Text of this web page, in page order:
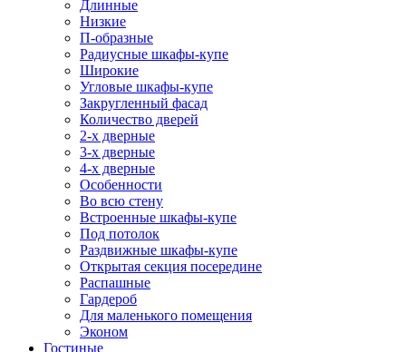
Длинные
Низкие
П-образные
Радиусные шкафы-купе
Широкие
Угловые шкафы-купе
Закругленный фасад
Количество дверей
2-х дверные
3-х дверные
4-х дверные
Особенности
Во всю стену
Встроенные шкафы-купе
Под потолок
Раздвижные шкафы-купе
Открытая секция посередине
Распашные
Гардероб
Для маленького помещения
Эконом
Гостиные